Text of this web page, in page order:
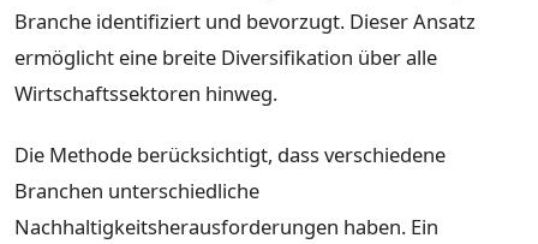
Branche identifiziert und bevorzugt. Dieser Ansatz
ermöglicht eine breite Diversifikation über alle
Wirtschaftssektoren hinweg.
Die Methode berücksichtigt, dass verschiedene
Branchen unterschiedliche
Nachhaltigkeitsherausforderungen haben. Ein